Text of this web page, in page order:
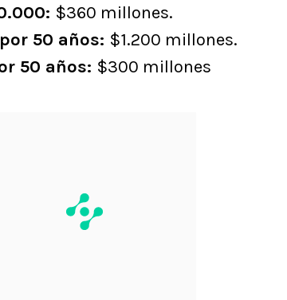
$360 millones.
50 años: $1.200 millones.
50 años: $300 millones